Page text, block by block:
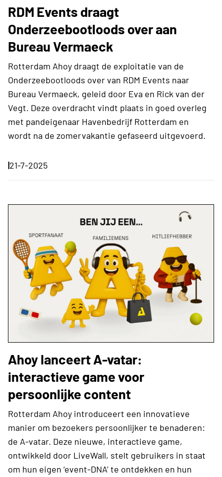
RDM Events draagt
Onderzeebootloods over aan
Bureau Vermaeck
Rotterdam Ahoy draagt de exploitatie van de
Onderzeebootloods over van RDM Events naar
Bureau Vermaeck, geleid door Eva en Rick van der
Vegt. Deze overdracht vindt plaats in goed overleg
met pandeigenaar Havenbedrijf Rotterdam en
wordt na de zomervakantie gefaseerd uitgevoerd.
|21-7-2025
Ahoy lanceert A-vatar:
interactieve game voor
persoonlijke content
Rotterdam Ahoy introduceert een innovatieve
manier om bezoekers persoonlijker te benaderen:
de A-vatar. Deze nieuwe, interactieve game,
ontwikkeld door LiveWall, stelt gebruikers in staat
om hun eigen ‘event-DNA’ te ontdekken en hun